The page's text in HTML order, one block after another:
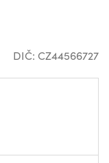
DIČ: CZ44566727